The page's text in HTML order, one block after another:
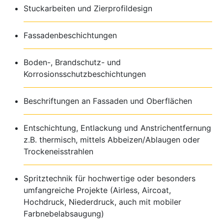
Stuckarbeiten und Zierprofildesign
Fassadenbeschichtungen
Boden-, Brandschutz- und
Korrosionsschutzbeschichtungen
Beschriftungen an Fassaden und Oberflächen
Entschichtung, Entlackung und Anstrichentfernung
z.B. thermisch, mittels Abbeizen/Ablaugen oder
Trockeneisstrahlen
Spritztechnik für hochwertige oder besonders
umfangreiche Projekte (Airless, Aircoat,
Hochdruck, Niederdruck, auch mit mobiler
Farbnebelabsaugung)